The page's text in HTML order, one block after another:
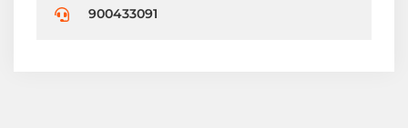
900433091